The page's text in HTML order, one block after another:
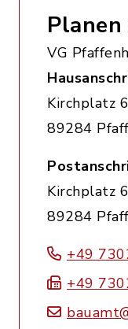
VG
Kirchplatz 6
89284
Kirchplatz 6
89284
+49
+49